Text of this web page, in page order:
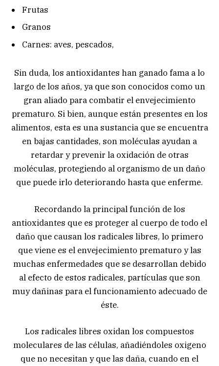
Frutas
Granos
Carnes: aves, pescados,
Sin duda, los antioxidantes han ganado fama a lo
largo de los años, ya que son conocidos como un
gran aliado para combatir el envejecimiento
prematuro. Si bien, aunque están presentes en los
alimentos, esta es una sustancia que se encuentra
en bajas cantidades, son moléculas ayudan a
retardar y prevenir la oxidación de otras
moléculas, protegiendo al organismo de un daño
que puede irlo deteriorando hasta que enferme.
Recordando la principal función de los
antioxidantes que es proteger al cuerpo de todo el
daño que causan los radicales libres, lo primero
que viene es el envejecimiento prematuro y las
muchas enfermedades que se desarrollan debido
al efecto de estos radicales, partículas que son
muy dañinas para el funcionamiento adecuado de
éste.
Los radicales libres oxidan los compuestos
moleculares de las células, añadiéndoles oxigeno
que no necesitan y que las daña, cuando en el